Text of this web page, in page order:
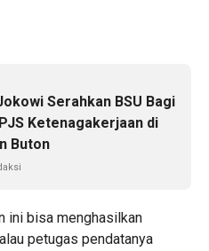
Serahkan BSU Bagi
Ketenagakerjaan di
Buton
ini bisa menghasilkan
petugas pendatanya